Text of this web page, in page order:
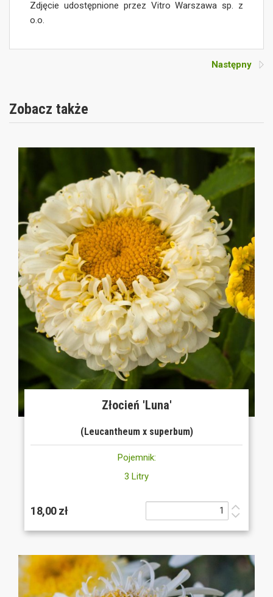
Zdjęcie udostępnione przez Vitro Warszawa sp. z
o.o.
Następny
Zobacz także
Złocień 'Luna'
(Leucantheum x superbum)
Pojemnik:
3 Litry
18,00 zł